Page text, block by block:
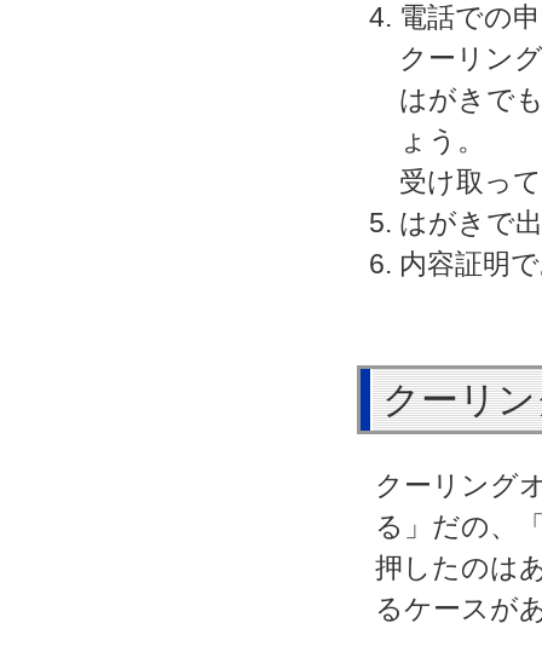
電話での
クーリン
はがきで
ょう。
受け取っ
はがきで
内容証明
クーリ
クーリング
る」だの、
押したのは
るケースが